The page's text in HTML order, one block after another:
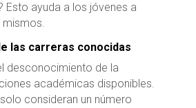
Esto ayuda a los jóvenes a
las carreras conocidas
desconocimiento de la
académicas disponibles.
consideran un número